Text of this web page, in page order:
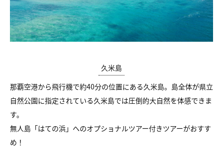
久米島
那覇空港から飛行機で約40分の位置にある久米島。島全体が県立
自然公園に指定されている久米島では圧倒的大自然を体感できま
す。
無人島「はての浜」へのオプショナルツアー付きツアーがおすす
め！